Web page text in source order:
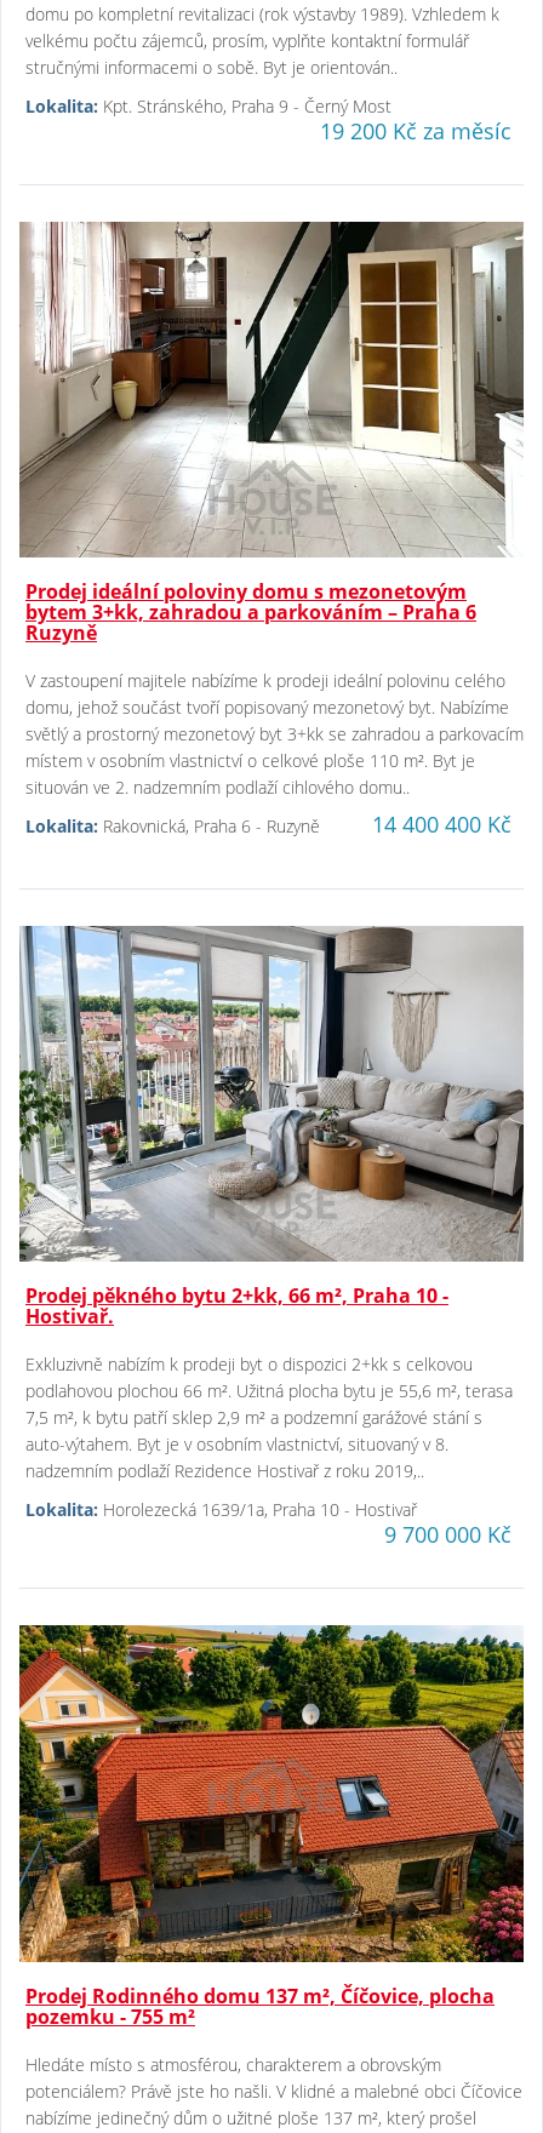
domu po kompletní revitalizaci (rok výstavby 1989). Vzhledem k
velkému počtu zájemců, prosím, vyplňte kontaktní formulář
stručnými informacemi o sobě. Byt je orientován..
Lokalita: Kpt. Stránského, Praha 9 - Černý Most
19 200 Kč za měsíc
Prodej ideální poloviny domu s mezonetovým
bytem 3+kk, zahradou a parkováním – Praha 6
Ruzyně
V zastoupení majitele nabízíme k prodeji ideální polovinu celého
domu, jehož součást tvoří popisovaný mezonetový byt. Nabízíme
světlý a prostorný mezonetový byt 3+kk se zahradou a parkovacím
místem v osobním vlastnictví o celkové ploše 110 m². Byt je
situován ve 2. nadzemním podlaží cihlového domu..
Lokalita: Rakovnická, Praha 6 - Ruzyně 14 400 400 Kč
Prodej pěkného bytu 2+kk, 66 m², Praha 10 -
Hostivař.
Exkluzivně nabízím k prodeji byt o dispozici 2+kk s celkovou
podlahovou plochou 66 m². Užitná plocha bytu je 55,6 m², terasa
7,5 m², k bytu patří sklep 2,9 m² a podzemní garážové stání s
auto-výtahem. Byt je v osobním vlastnictví, situovaný v 8.
nadzemním podlaží Rezidence Hostivař z roku 2019,..
Lokalita: Horolezecká 1639/1a, Praha 10 - Hostivař
9 700 000 Kč
Prodej Rodinného domu 137 m², Číčovice, plocha
pozemku - 755 m²
Hledáte místo s atmosférou, charakterem a obrovským
potenciálem? Právě jste ho našli. V klidné a malebné obci Číčovice
nabízíme jedinečný dům o užitné ploše 137 m², který prošel